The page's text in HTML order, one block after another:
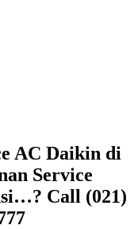
AC Daikin di
Service
Call (021)